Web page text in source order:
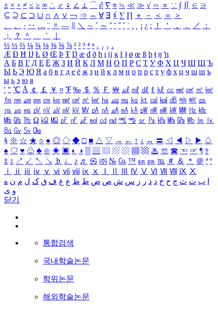
± × ÷ ≠ ≤ ≥ ∞ ∴ ♂ ♀ ∠ ⊥ ⌒ ∂ ∇ ≡ ≒ ≪ ≫ √ ∽ ∝ ∵ ∫ ∬ ∈ ∋
⊆ ⊇ ⊂ ⊃ ∪ ∩ ∧ ∨ ￢ ⇒ ⇔ ∀ ∃ ∮ ∑ ∏ ＋ － ＜ ＝
＞
、
。 · ‥ … ¨ 〃 ― ＼ ∼ ´ ～ ˇ ˘ ˝ ˚ ˙ ¸ ¡ ¿ ː ！ ＇ ， ． ／
：
；
？ ＾ ｀
½ ⅓ ⅔ ¼ ¾ ⅛ ⅜ ⅝ ⅞ ¹ ² ³ ⁴ ⁿ ₁ ₂ ₃ ₄
Æ Ð Ħ Ĳ Ł Ø Œ Þ Ŧ Ŋ æ đ ð ħ ı ĳ ĸ ŀ ł ø œ ß þ ŧ ŋ ŉ
А Б В Г Д Е Ё Ж З И Й К Л М Н О П Р С Т У Ф Х Ц Ч Ш Щ Ъ
Ы Ь Э Ю Я а б в г д е ё ж з и й к л м н о п р с т у ф х ц ч ш щ ъ
ы ь э ю я
′ ″ ℃ Å ￠ ￡ ￥ ¤ ℉ ‰ ＄ ％ Ｆ ￦ ㎕ ㎖ ㎗ ℓ ㎘ ㏄ ㎣ ㎤ ㎥ ㎦
㎙ ㎚ ㎛ ㎜ ㎝ ㎞ ㎟ ㎠ ㎡ ㎢ ㏊ ㎍ ㎎ ㎏ ㏏ ㎈ ㎉ ㏈ ㎧ ㎨ ㎰
㎱ ㎲ ㎳ ㎴ ㎵ ㎶ ㎷ ㎸ ㎹ ㎀ ㎁ ㎂ ㎃ ㎄ ㎺ ㎻ ㎽ ㎾ ㎿ ㎐ ㎑
㎒ ㎓ ㎔ Ω ㏀ ㏁ ㎊ ㎋ ㎌ ㏖ ㏅ ㎭ ㎮ ㎯ ㏛ ㎩ ㎪ ㎫ ㎬ ㏝ ㏐
㏓
㏃ ㏉ ㏜ ㏆
§ ※ ☆ ★ ○ ● ◎ ◇ ◆ □ ■ △ ▽ → ← ↑ ↓ ↔ 〓 ◁ ◀ ▷ ▶ ♤
♠ ♡ ♥ ♧ ♣ ⊙ ◈ ▣ ◐ ◑ ▒ ▤ ▨ ▧ ▦ ▩ ♨ ☏ ☎ ☜ ☞ ¶ †
‡ ↕ ↗ ↙ ↖ ↘ ♭ ♩ ♪ ♬ ㉿ ㈜ № ㏇ ™ ㏂ ㏘ ℡ ＃ ＆ ＊ ＠ ª º
ⅰ
ⅱ ⅲ ⅳ ⅴ ⅵ ⅶ ⅷ ⅸ ⅹ Ⅳ Ⅴ Ⅵ Ⅶ Ⅷ Ⅸ Ⅹ
ب ت ث ج ح خ د ذ ر ز س ش ص ض ط ظ ع غ ف ق ک ل م ن ه
و ی
닫기
통합검색
국내학술논문
학위논문
해외학술논문